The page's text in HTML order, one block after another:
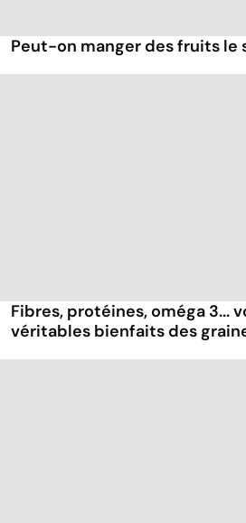
Peut-on manger des fruits le
Fibres, protéines, oméga 3...
véritables bienfaits des